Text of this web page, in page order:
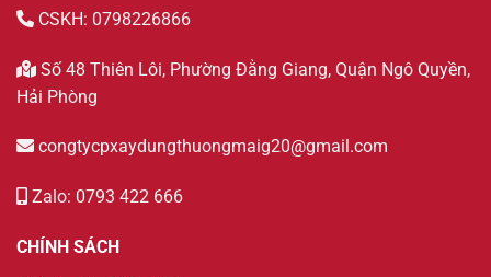
CSKH: 0798226866
Số 48 Thiên Lôi, Phường Đằng Giang, Quận Ngô Quyền,
Hải Phòng
congtycpxaydungthuongmaig20@gmail.com
Zalo: 0793 422 666
CHÍNH SÁCH